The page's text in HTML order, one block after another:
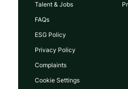
Talent & Jobs
FAQs
ESG Policy
Privacy Policy
Complaints
Cookie Settings